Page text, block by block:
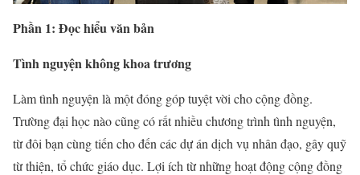
Phần 1: Đọc hiểu văn bản
Tình nguyện không khoa trương
Làm tình nguyện là một đóng góp tuyệt vời cho cộng đồng.
Trường đại học nào cũng có rất nhiều chương trình tình nguyện,
từ đôi bạn cùng tiến cho đến các dự án dịch vụ nhân đạo, gây quỹ
từ thiện, tổ chức giáo dục. Lợi ích từ những hoạt động cộng đồng